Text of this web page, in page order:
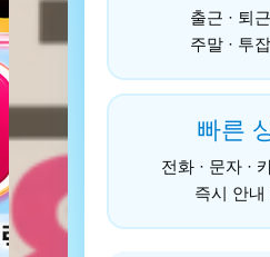
출근 · 퇴
주말 · 투
빠른
전화 · 문자 ·
즉시 안내